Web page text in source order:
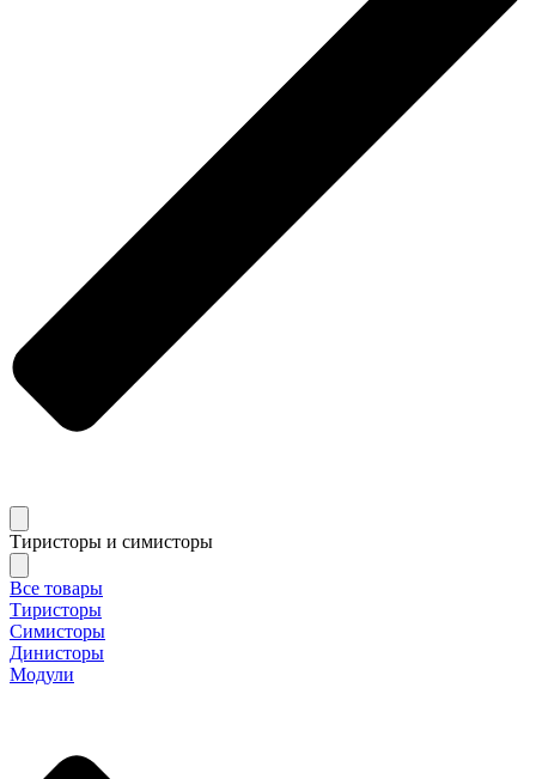
Тиристоры и симисторы
Все товары
Тиристоры
Симисторы
Динисторы
Модули